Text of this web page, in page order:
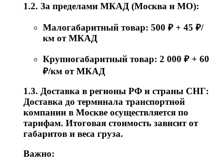
1.2. За пределами МКАД (Москва и МО):
Малогабаритный товар: 500 ₽ + 45 ₽/
км от МКАД
Крупногабаритный товар: 2 000 ₽ + 60
₽/км от МКАД
1.3. Доставка в регионы РФ и страны СНГ:
Доставка до терминала транспортной
компании в Москве осуществляется по
тарифам. Итоговая стоимость зависит от
габаритов и веса груза.
Важно: